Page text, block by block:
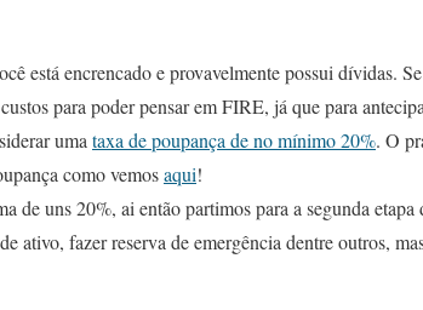
está encrencado e provavelmente possui dívidas.
para poder pensar em FIRE, já que para
uma taxa de poupança de no mínimo 20%. O
como vemosaqui!
de uns 20%, ai então partimos para a segunda
ativo, fazer reserva de emergência dentre outros,